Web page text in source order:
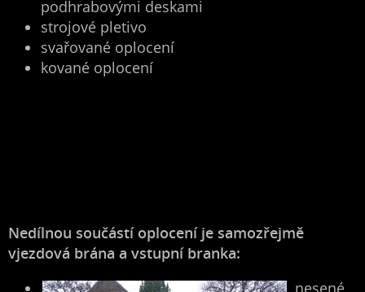
podhrabovými deskami
strojové pletivo
svařované oplocení
kované oplocení
Nedílnou součástí oplocení je samozřejmě
vjezdová brána a vstupní branka: